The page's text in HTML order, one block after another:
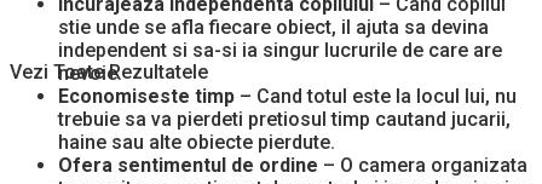
Vezi Toate Rezultatele
stie unde se afla fiecare obiect, il ajuta sa devina
independent si sa-si ia singur lucrurile de care are
nevoie.
Economiseste timp – Cand totul este la locul lui, nu
trebuie sa va pierdeti pretiosul timp cautand jucarii,
haine sau alte obiecte pierdute.
Ofera sentimentul de ordine – O camera organizata